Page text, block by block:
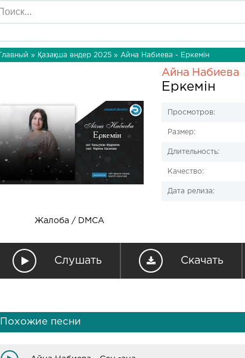
Главный » Қазақша әндер 2025 » Айна Набиева - Еркемін
Жалоба / DMCA
Айна Набиева
Еркемін
Просмотров:
Размер:
Длительность:
Качество:
Дата релиза:
Слушать Скачать
Похожие песни